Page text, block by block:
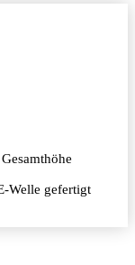
Welle gefertigt